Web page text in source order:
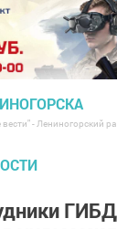
вести" - Лениногорский